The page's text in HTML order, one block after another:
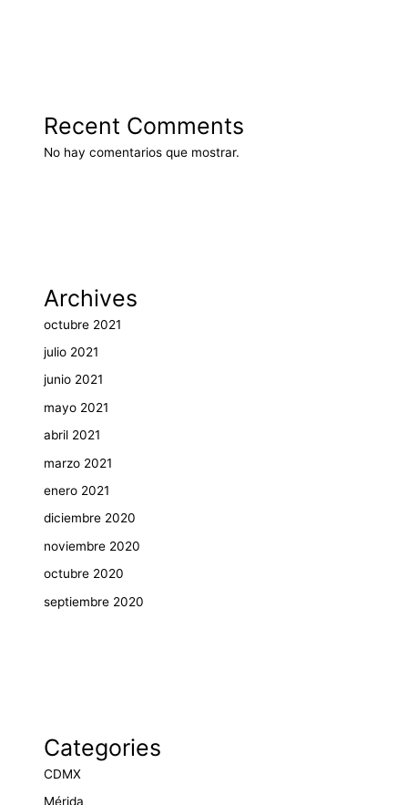
Recent Comments
No hay comentarios que mostrar.
Archives
octubre 2021
julio 2021
junio 2021
mayo 2021
abril 2021
marzo 2021
enero 2021
diciembre 2020
noviembre 2020
octubre 2020
septiembre 2020
Categories
CDMX
Mérida